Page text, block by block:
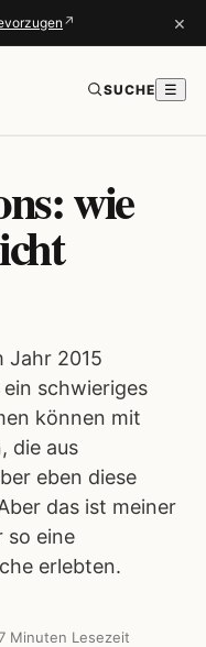
↗ ×
SUCHE ☰
wie
Jahr 2015
schwieriges
können mit
die aus
eben diese
das ist meiner
so eine
erlebten.
Minuten Lesezeit